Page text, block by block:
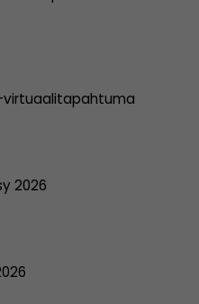
-virtuaalitapahtuma
2026